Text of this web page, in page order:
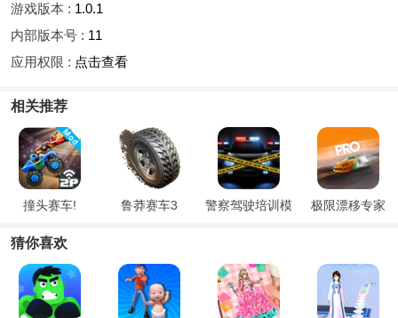
游戏版本 : 1.0.1
内部版本号 : 11
应用权限 : 点击查看
相关推荐
撞头赛车! 鲁莽赛车3
警察驾驶培训模
极限漂移专家
猜你喜欢